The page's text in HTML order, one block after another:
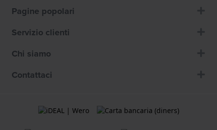
Pagine popolari
Servizio clienti
Chi siamo
Contattaci